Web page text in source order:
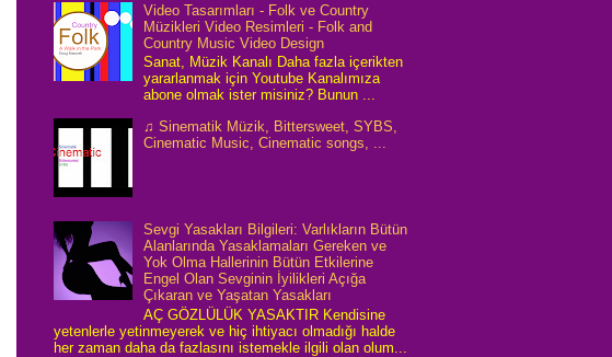
Video Tasarımları - Folk ve Country
Müzikleri Video Resimleri - Folk and
Country Music Video Design
Sanat, Müzik Kanalı Daha fazla içerikten
yararlanmak için Youtube Kanalımıza
abone olmak ister misiniz? Bunun ...
♫ Sinematik Müzik, Bittersweet, SYBS,
Cinematic Music, Cinematic songs, ...
Sevgi Yasakları Bilgileri: Varlıkların Bütün
Alanlarında Yasaklamaları Gereken ve
Yok Olma Hallerinin Bütün Etkilerine
Engel Olan Sevginin İyilikleri Açığa
Çıkaran ve Yaşatan Yasakları
AÇ GÖZLÜLÜK YASAKTIR Kendisine
yetenlerle yetinmeyerek ve hiç ihtiyacı olmadığı halde
her zaman daha da fazlasını istemekle ilgili olan olum...